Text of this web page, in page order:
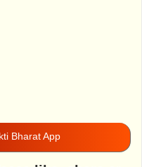
Bharat App